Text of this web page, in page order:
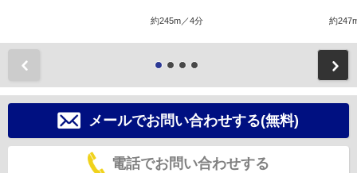
約245m／4分 約
メールでお問い合わせする(無料)
電話でお問い合わせする